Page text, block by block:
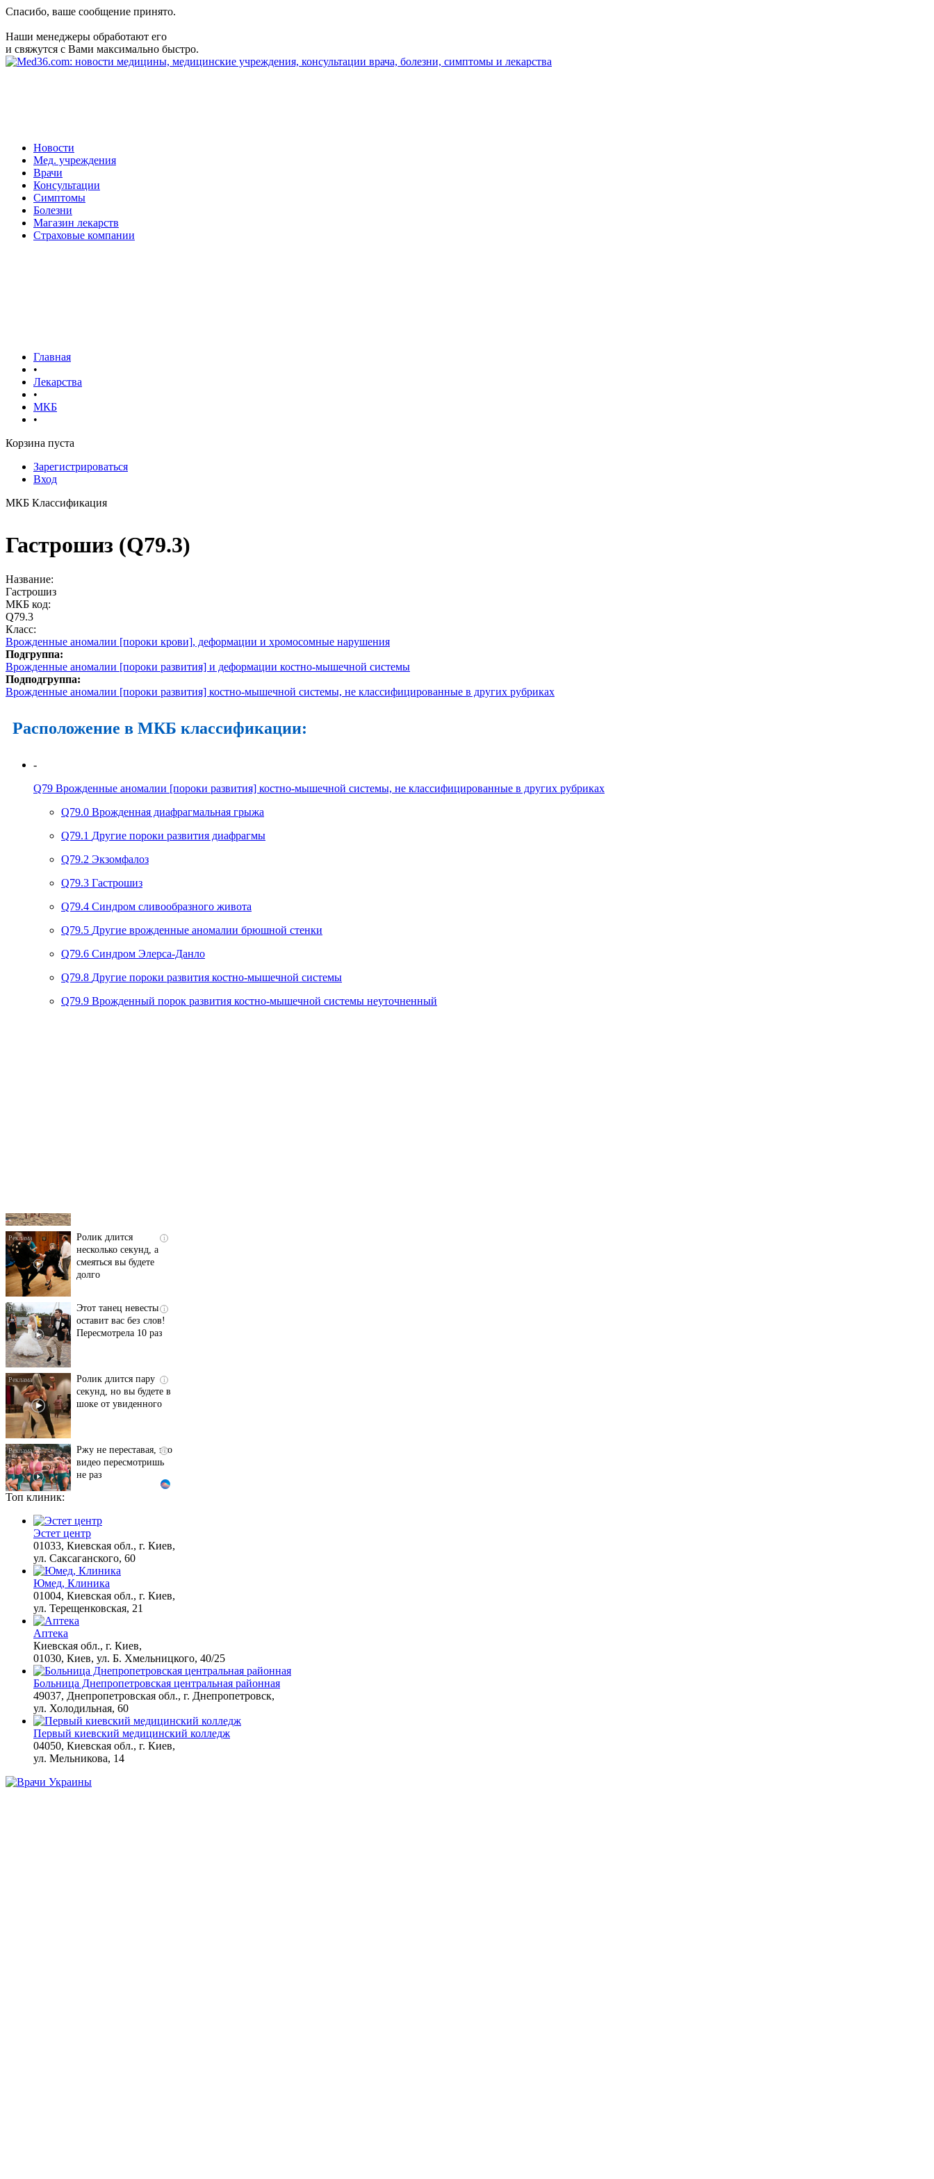
Спасибо, ваше сообщение принято.
Наши менеджеры обработают его
и свяжутся с Вами максимально быстро.
Новости
Мед. учреждения
Врачи
Консультации
Симптомы
Болезни
Магазин лекарств
Страховые компании
Главная
•
Лекарства
•
МКБ
•
Корзина пуста
Зарегистрироваться
Вход
МКБ Классификация
Гастрошиз (Q79.3)
Название:
Гастрошиз
МКБ код:
Q79.3
Класс:
Врожденные аномалии [пороки крови], деформации и хромосомные нарушения
Подгруппа:
Врожденные аномалии [пороки развития] и деформации костно-мышечной системы
Подподгруппа:
Врожденные аномалии [пороки развития] костно-мышечной системы, не классифицированные в других рубриках
Расположение в МКБ классификации:
-
Q79 Врожденные аномалии [пороки развития] костно-мышечной системы, не классифицированные в других рубриках
Q79.0 Врожденная диафрагмальная грыжа
Q79.1 Другие пороки развития диафрагмы
Q79.2 Экзомфалоз
Q79.3 Гастрошиз
Q79.4 Синдром сливообразного живота
Q79.5 Другие врожденные аномалии брюшной стенки
Q79.6 Синдром Элерса-Данло
Q79.8 Другие пороки развития костно-мышечной системы
Q79.9 Врожденный порок развития костно-мышечной системы неуточненный
несколько секунд, а
смеяться вы будете
долго
оставит вас без слов!
Пересмотрела 10 раз
секунд, но вы будете в
шоке от увиденного
видео пересмотришь
не раз
Королева вагона
отожгла! Видео не
оставит равнодушным
Топ клиник:
Эстет центр
01033, Киевская обл., г. Киев,
ул. Саксаганского, 60
Юмед, Клиника
01004, Киевская обл., г. Киев,
ул. Терещенковская, 21
Аптека
Киевская обл., г. Киев,
01030, Киев, ул. Б. Хмельницкого, 40/25
Больница Днепропетровская центральная районная
49037, Днепропетровская обл., г. Днепропетровск,
ул. Холодильная, 60
Первый киевский медицинский колледж
04050, Киевская обл., г. Киев,
ул. Мельникова, 14